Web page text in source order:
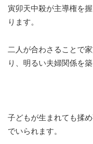
寅卯天中殺が主導権を
ります。
二人が合わさることで
り、明るい夫婦関係を
子どもが生まれても揉
でいられます。